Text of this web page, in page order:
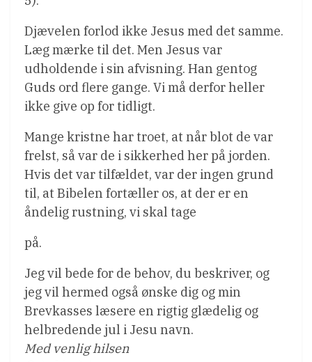
Djævelen forlod ikke Jesus med det samme.
Læg mærke til det. Men Jesus var
udholdende i sin afvisning. Han gentog
Guds ord flere gange. Vi må derfor heller
ikke give op for tidligt.
Mange kristne har troet, at når blot de var
frelst, så var de i sikkerhed her på jorden.
Hvis det var tilfældet, var der ingen grund
til, at Bibelen fortæller os, at der er en
åndelig rustning, vi skal tage
på.
Jeg vil bede for de behov, du beskriver, og
jeg vil hermed også ønske dig og min
Brevkasses læsere en rigtig glædelig og
helbredende jul i Jesu navn.
Med venlig hilsen